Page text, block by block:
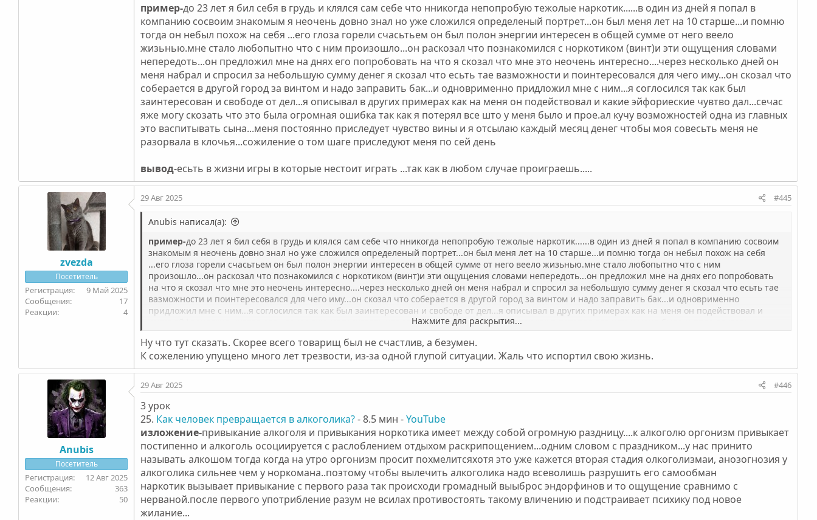
пример-до 23 лет я бил себя в грудь и клялся сам себе что нникогда непопробую тежолые наркотик......в один из дней я попал в
компанию сосвоим знакомым я неочень довно знал но уже сложился определеный портрет...он был меня лет на 10 старше...и помню
тогда он небыл похож на себя ...его глоза горели счасьтьем он был полон энергии интересен в общей сумме от него веело
жизьнью.мне стало любопытно что с ним произошло...он раскозал что познакомился с норкотиком (винт)и эти ощущения словами
непередоть...он предложил мне на днях его попробовать на что я скозал что мне это неочень интересно....через несколько дней он
меня набрал и спросил за небольшую сумму денег я скозал что есьть тае вазможности и поинтересовался для чего иму...он скозал что
соберается в другой город за винтом и надо заправить бак...и одноврименно придложил мне с ним...я соглосился так как был
заинтересован и свободе от дел...я описывал в других примерах как на меня он подействовал и какие эйфориеские чувтво дал...сечас
яже могу скозать что это была огромная ошибка так как я потерял все што у меня было и прое.ал кучу возможностей одна из главных
это васпитывать сына...меня постоянно приследует чувство вины и я отсылаю каждый месяц денег чтобы моя совесьть меня не
разорвала в клочья...сожиление о том шаге приследуют меня по сей день
вывод-есьть в жизни игры в которые нестоит играть ...так как в любом случае проиграешь.....
zvezda
Посетитель
9 Май 2025
17
4
29 Авг 2025 #445
Anubis написал(а):
пример-до 23 лет я бил себя в грудь и клялся сам себе что нникогда непопробую тежолые наркотик......в один из дней я попал в компанию сосвоим
знакомым я неочень довно знал но уже сложился определеный портрет...он был меня лет на 10 старше...и помню тогда он небыл похож на себя
...его глоза горели счасьтьем он был полон энергии интересен в общей сумме от него веело жизьнью.мне стало любопытно что с ним
произошло...он раскозал что познакомился с норкотиком (винт)и эти ощущения словами непередоть...он предложил мне на днях его попробовать
на что я скозал что мне это неочень интересно....через несколько дней он меня набрал и спросил за небольшую сумму денег я скозал что есьть тае
вазможности и поинтересовался для чего иму...он скозал что соберается в другой город за винтом и надо заправить бак...и одноврименно
придложил мне с ним...я соглосился так как был заинтересован и свободе от дел...я описывал в других примерах как на меня он подействовал и
какие эйфориеские чувтво дал...сечас яже могу скозать что это была огромная ошибка так как я потерял все што у меня было и прое.ал кучу
совесьть меня не разорвала в клочья...сожиление о том шаге приследуют меня по сей день
Нажмите для раскрытия...
Ну что тут сказать. Скорее всего товарищ был не счастлив, а безумен.
К сожелению упущено много лет трезвости, из-за одной глупой ситуации. Жаль что испортил свою жизнь.
Anubis
Посетитель
12 Авг 2025
363
50
29 Авг 2025 #446
3 урок
25. Как человек превращается в алкоголика?- 8.5 мин -YouTube
изложение-привыкание алкоголя и привыкания норкотика имеет между собой огромную раздницу....к алкоголю оргонизм привыкает
постипенно и алкоголь осоциируется с раслоблением отдыхом раскрипощением...одним словом с праздником...у нас принито
называть алкошом тогда когда на утро оргонизм просит похмелитсяхотя это уже кажется вторая стадия олкоголизмаи, анозогнозия у
алкоголика сильнее чем у норкомана..поэтому чтобы вылечить алкоголика надо всеволишь разрушить его самообман
наркотик вызывает привыкание с первого раза так происходи громадный выыброс эндорфинов и то ощущение сравнимо с
нерваной.после первого употрибление разум не всилах противостоять такому вличению и подстраивает психику под новое
жилание...